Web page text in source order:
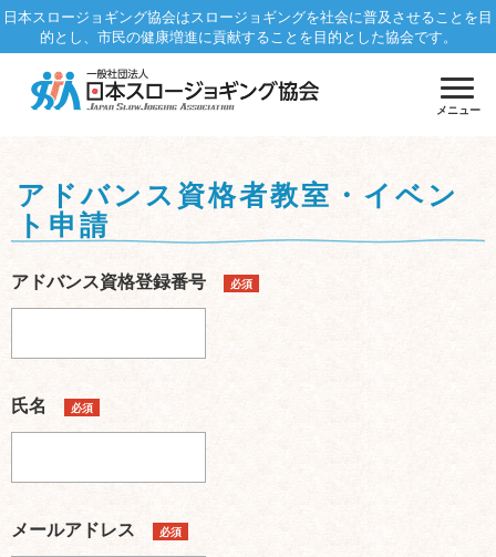
日本スロージョギング協会はスロージョギングを社会に普及させることを目
的とし、市民の健康増進に貢献することを目的とした協会です。
メニュー
アドバンス資格者教室・イベン
ト申請
アドバンス資格登録番号 必須
氏名 必須
メールアドレス 必須